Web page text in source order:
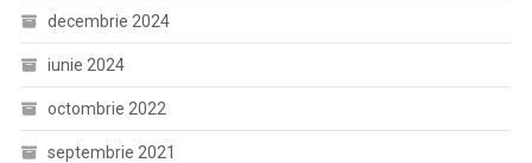
decembrie 2024
iunie 2024
octombrie 2022
septembrie 2021